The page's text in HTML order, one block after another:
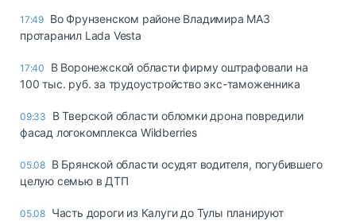
17:49 Во Фрунзенском районе Владимира МАЗ
протаранил Lada Vesta
17:40
В Воронежской области фирму оштрафовали на
100 тыс. руб. за трудоустройство экс-таможенника
09:33
В Тверской области обломки дрона повредили
фасад логокомплекса Wildberries
05.08 В Брянской области осудят водителя, погубившего
целую семью в ДТП
05.08 Часть дороги из Калуги до Тулы планируют